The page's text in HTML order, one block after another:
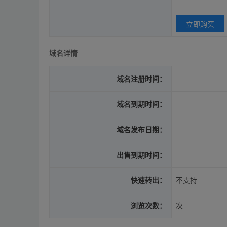
立即购买
域名详情
域名注册时间： --
域名到期时间： --
域名发布日期：
出售到期时间：
快速转出： 不支持
浏览次数： 次